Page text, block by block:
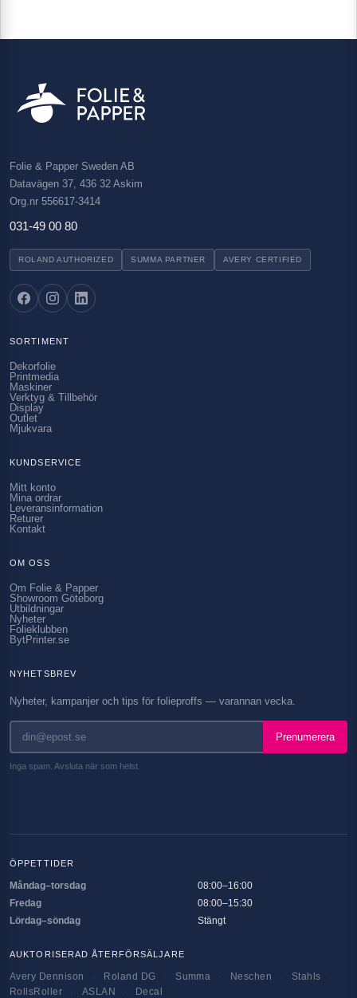
Folie & Papper Sweden AB
Datavägen 37, 436 32 Askim
Org.nr 556617-3414
031-49 00 80
ROLAND AUTHORIZED SUMMA PARTNER AVERY CERTIFIED
SORTIMENT
Dekorfolie
Printmedia
Maskiner
Verktyg & Tillbehör
Display
Outlet
Mjukvara
KUNDSERVICE
Mitt konto
Mina ordrar
Leveransinformation
Returer
Kontakt
OM OSS
Om Folie & Papper
Showroom Göteborg
Utbildningar
Nyheter
Folieklubben
BytPrinter.se
NYHETSBREV
Nyheter, kampanjer och tips för folieproffs — varannan vecka.
Prenumerera
Inga spam. Avsluta när som helst.
ÖPPETTIDER
Måndag–torsdag
08:00–16:00
Fredag
08:00–15:30
Lördag–söndag
Stängt
AUKTORISERAD ÅTERFÖRSÄLJARE
Avery Dennison Roland DG Summa Neschen Stahls
RollsRoller
ASLAN Decal